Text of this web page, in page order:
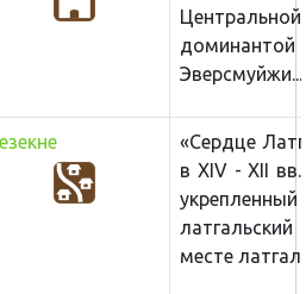
Центральной
доминантой
Эверсмуйжи...
«Сердце
в XIV - XII
укрепленный
месте